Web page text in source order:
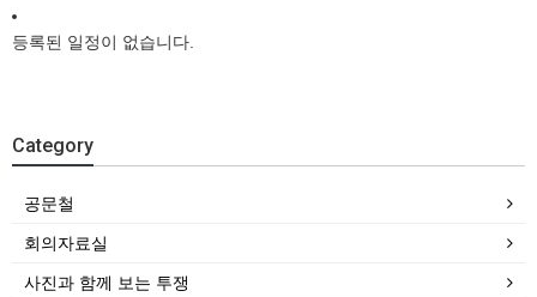
등록된 일정이 없습니다.
Category
공문철
회의자료실
사진과 함께 보는 투쟁